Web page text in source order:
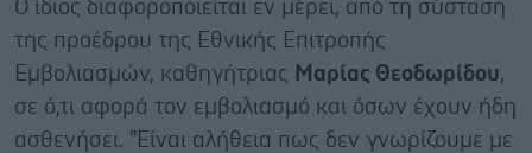
Ο ίδιος διαφοροποιείται εν μέρει, από τη σύσταση
της προέδρου της Εθνικής Επιτροπής
Εμβολιασμών, καθηγήτριας Μαρίας Θεοδωρίδου,
σε ό,τι αφορά τον εμβολιασμό και όσων έχουν ήδη
ασθενήσει. "Είναι αλήθεια πως δεν γνωρίζουμε με